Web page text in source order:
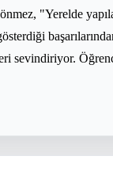
"Yerelde
sevindiriyor.